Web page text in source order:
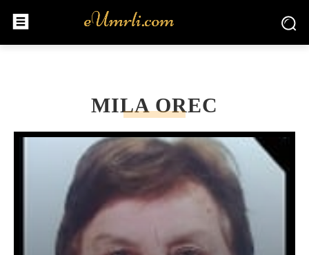
MILA OREC